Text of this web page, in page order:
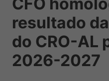
CFO
resultado
do CRO-AL
2026-2027